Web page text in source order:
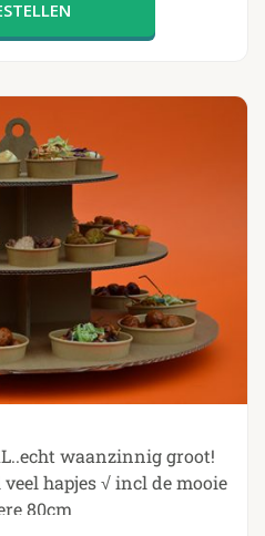
waanzinnig groot!
veel hapjes √ incl de mooie
80cm